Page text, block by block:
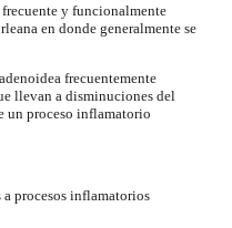
y funcionalmente
en donde generalmente se
frecuentemente
llevan a disminuciones del
un proceso inflamatorio
procesos inflamatorios